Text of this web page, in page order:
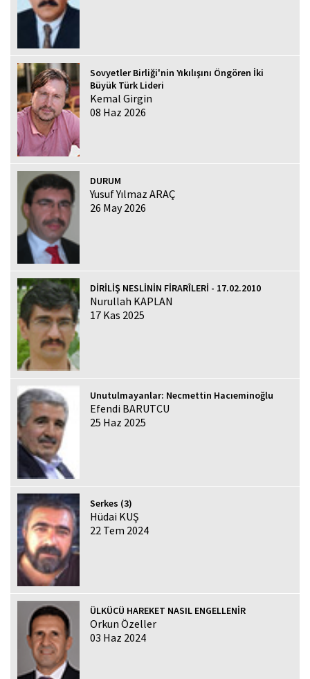
Sovyetler Birliği'nin Yıkılışını Öngören İki
Büyük Türk Lideri
Kemal Girgin
08 Haz 2026
DURUM
Yusuf Yılmaz ARAÇ
26 May 2026
DİRİLİŞ NESLİNİN FİRARÎLERİ - 17.02.2010
Nurullah KAPLAN
17 Kas 2025
Unutulmayanlar: Necmettin Hacıeminoğlu
Efendi BARUTCU
25 Haz 2025
Serkes (3)
Hüdai KUŞ
22 Tem 2024
ÜLKÜCÜ HAREKET NASIL ENGELLENİR
Orkun Özeller
03 Haz 2024